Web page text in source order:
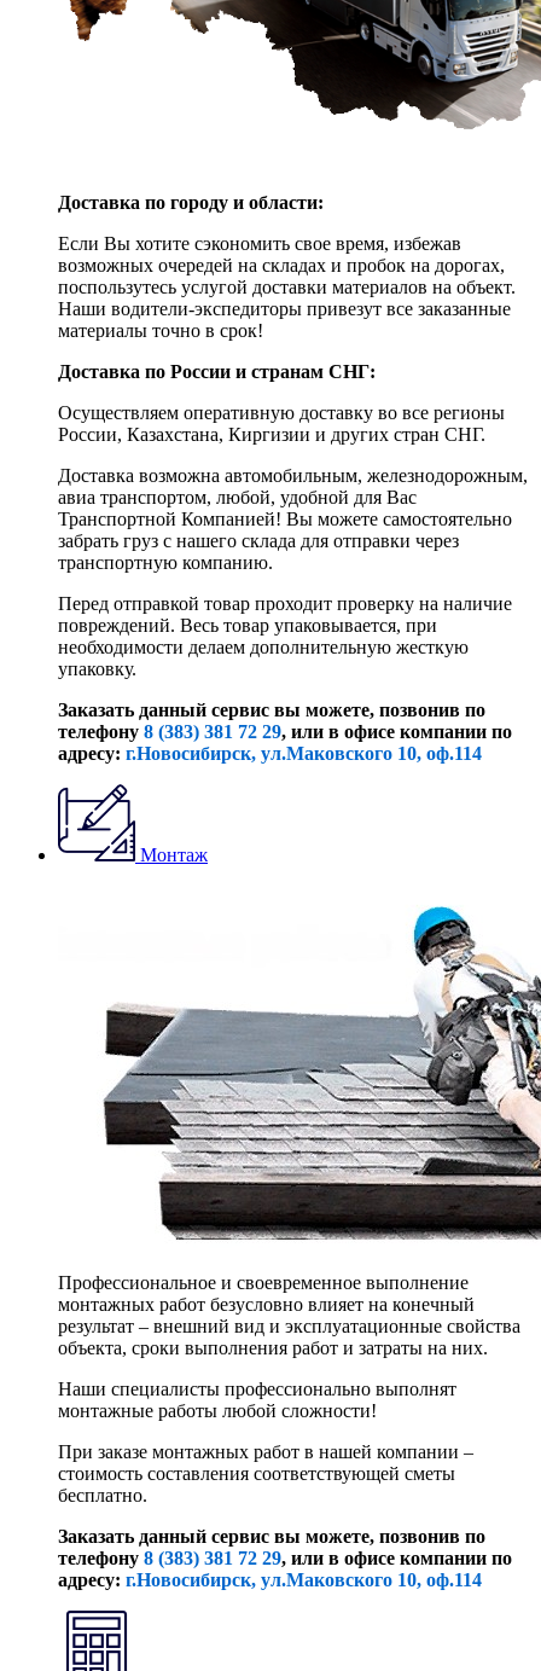
Доставка по городу и области:
Если Вы хотите сэкономить свое время, избежав
возможных очередей на складах и пробок на дорогах,
поспользутесь услугой доставки материалов на объект.
Наши водители-экспедиторы привезут все заказанные
материалы точно в срок!
Доставка по России и странам СНГ:
Осуществляем оперативную доставку во все регионы
России, Казахстана, Киргизии и других стран СНГ.
Доставка возможна автомобильным, железнодорожным,
авиа транспортом, любой, удобной для Вас
Транспортной Компанией! Вы можете самостоятельно
забрать груз с нашего склада для отправки через
транспортную компанию.
Перед отправкой товар проходит проверку на наличие
повреждений. Весь товар упаковывается, при
необходимости делаем дополнительную жесткую
упаковку.
Заказать данный сервис вы можете, позвонив по
телефону 8 (383) 381 72 29, или в офисе компании по
адресу: г.Новосибирск, ул.Маковского 10, оф.114
Монтаж
Профессиональное и своевременное выполнение
монтажных работ безусловно влияет на конечный
результат – внешний вид и эксплуатационные свойства
объекта, сроки выполнения работ и затраты на них.
Наши специалисты профессионально выполнят
монтажные работы любой сложности!
При заказе монтажных работ в нашей компании –
стоимость составления соответствующей сметы
бесплатно.
Заказать данный сервис вы можете, позвонив по
телефону 8 (383) 381 72 29, или в офисе компании по
адресу: г.Новосибирск, ул.Маковского 10, оф.114